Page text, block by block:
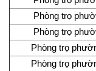
Phòng trọ
Phòng trọ
Phòng trọ
Phòng trọ